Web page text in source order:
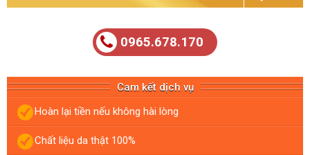
kiếm:
0965.678.170
Cam kết dịch vụ
Hoàn lại tiền nếu không hài lòng
Chất liệu da thật 100%